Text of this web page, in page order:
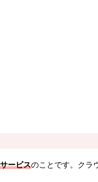
ービスのことです。クラ